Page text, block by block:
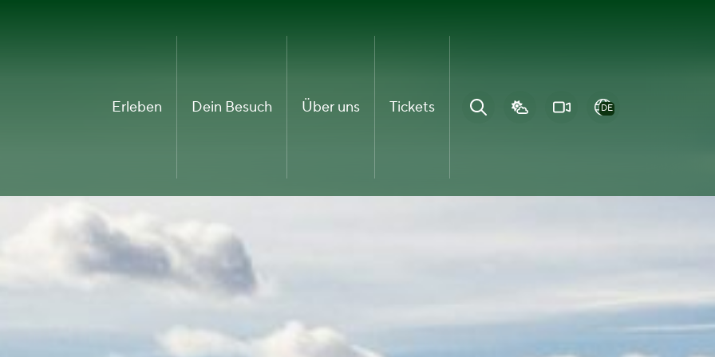
Erleben Dein Besuch Über uns Tickets DE